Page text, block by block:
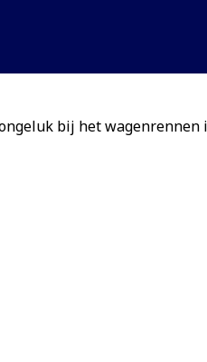
bij het wagenrennen